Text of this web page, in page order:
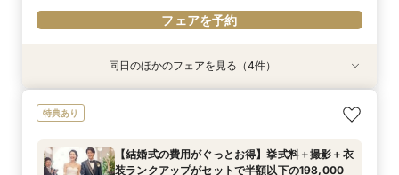
フェアを予約
【挙式＋会食が5万円OFF！】費用を抑えて叶え
11:00〜 13:00〜
【期間限定】50％OFF★チャペルフォトキャン
11:00〜 12:30〜
【結婚式の費用がぐっとお得】挙式料＋撮影＋衣
BIGフェア
所要時間：1時間30分程度
【和婚フェア｜挙式料半額特典】和装×チャペル
10:30〜 12:00〜
同日のほかのフェアを見る（4件）
特典あり
【結婚式の費用がぐっとお得】挙式料＋撮影＋衣
装ランクアップがセットで半額以下の198,000